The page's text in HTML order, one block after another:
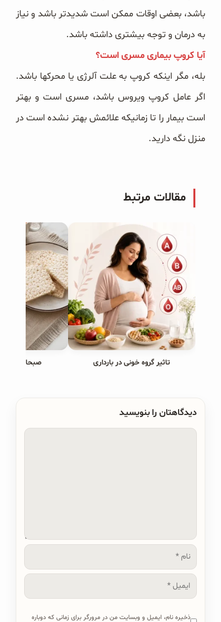
باشد، بعضی اوقات ممکن است شدیدتر باشد و نیاز
به درمان و توجه بیشتری داشته باشد.
آیا کروپ بیماری مسری است؟
بله، مگر اینکه کروپ به علت آلرژی یا محرکها باشد.
اگر عامل کروپ ویروس باشد، مسری است و بهتر
است بیمار را تا زمانیکه علائمش بهتر نشده است در
منزل نگه دارید.
مقالات مرتبط
تاثیر گروه خونی در بارداری صبحانه های
دیدگاهتان را بنویسید
نام
ایمیل
ذخیره نام، ایمیل و وبسایت من در مرورگر برای زمانی که دوباره